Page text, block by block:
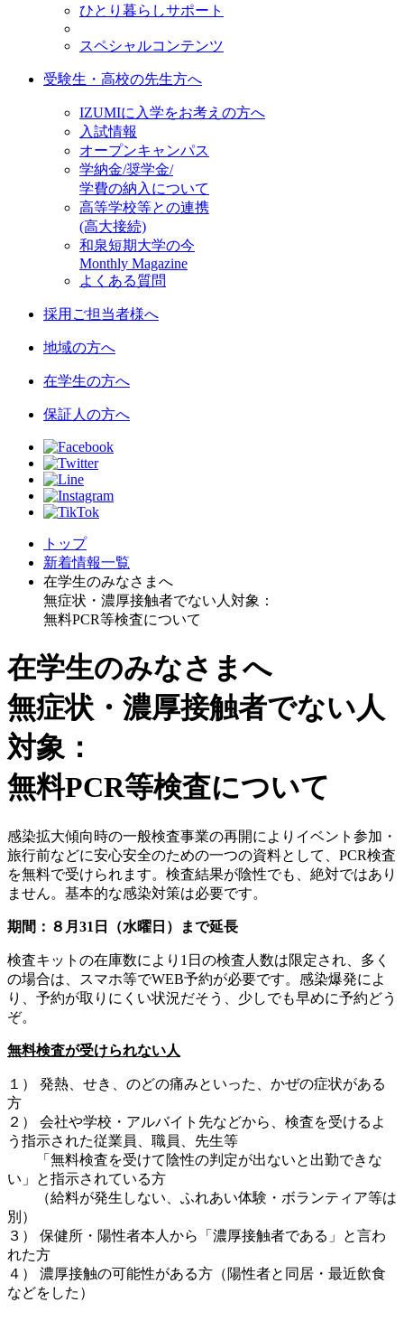
ひとり暮らしサポート
スペシャルコンテンツ
受験生・高校の先生方へ
IZUMIに入学をお考えの方へ
入試情報
オープンキャンパス
学納金/奨学金/
学費の納入について
高等学校等との連携
(高大接続)
和泉短期大学の今
Monthly Magazine
よくある質問
採用ご担当者様へ
地域の方へ
在学生の方へ
保証人の方へ
トップ
新着情報一覧
在学生のみなさまへ
無症状・濃厚接触者でない人対象：
無料PCR等検査について
在学生のみなさまへ
無症状・濃厚接触者でない人
対象：
無料PCR等検査について
感染拡大傾向時の一般検査事業の再開によりイベント参加・
旅行前などに安心安全のための一つの資料として、PCR検査
を無料で受けられます。検査結果が陰性でも、絶対ではあり
ません。基本的な感染対策は必要です。
期間：８月31日（水曜日）まで延長
検査キットの在庫数により1日の検査人数は限定され、多く
の場合は、スマホ等でWEB予約が必要です。感染爆発によ
り、予約が取りにくい状況だそう、少しでも早めに予約どう
ぞ。
無料検査が受けられない人
１） 発熱、せき、のどの痛みといった、かぜの症状がある
方
２） 会社や学校・アルバイト先などから、検査を受けるよ
う指示された従業員、職員、先生等
「無料検査を受けて陰性の判定が出ないと出勤できな
い」と指示されている方
（給料が発生しない、ふれあい体験・ボランティア等は
別）
３） 保健所・陽性者本人から「濃厚接触者である」と言わ
れた方
４） 濃厚接触の可能性がある方（陽性者と同居・最近飲食
などをした）